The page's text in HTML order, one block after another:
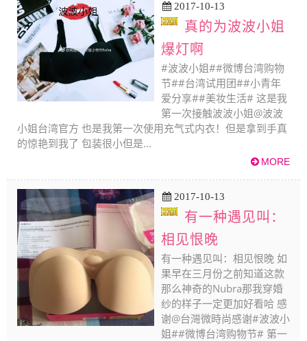
2017-10-13
真的为波波小姐
爆灯啊
#波波小姐##微博台湾购物
节##台湾试用团##小青年
爱分享##美妆生活# 这是我
第一次接触波波小姐@波波
小姐台湾官方 也是我第一次使用充气式内衣！但是拿到手真
的惊艳到我了 包装很小但是...
2017-10-13
有一种遇见叫：
相见恨晚
有一种遇见叫：相见恨晚 如
果早在三月份之前知道这款
那么神奇的Nubra那我穿婚
纱的样子一定更加好看哈 感
谢@台灣微時尚感谢#波波小
姐##微博台湾购物节# 第一